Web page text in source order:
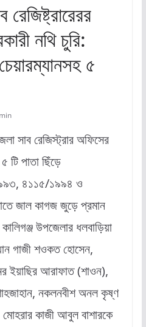
রেজিষ্ট্রারেরর
নথি চুরি:
৫
সাব রেজিস্ট্রার অফিসের
টি পাতা ছিঁড়ে
৪১১৫/১৯৯৪ ও
জাল কাগজ জুড়ে প্রমান
উপজেলার ধলবাড়িয়া
গাজী শওকত হোসেন,
ইয়াছির আরাফাত (শাওন),
নকলনবীশ অনল কৃষ্ণ
কাজী আবুল বাশারকে